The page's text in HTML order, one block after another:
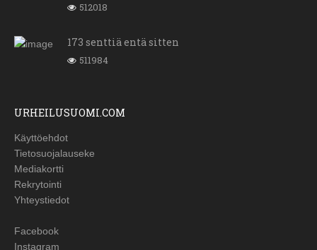
512018
173 senttiä entä sitten
511984
URHEILUSUOMI.COM
Käyttöehdot
Tietosuojalauseke
Mediakortti
Rekrytointi
Yhteystiedot
Facebook
Instagram